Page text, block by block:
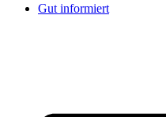
Gut informiert